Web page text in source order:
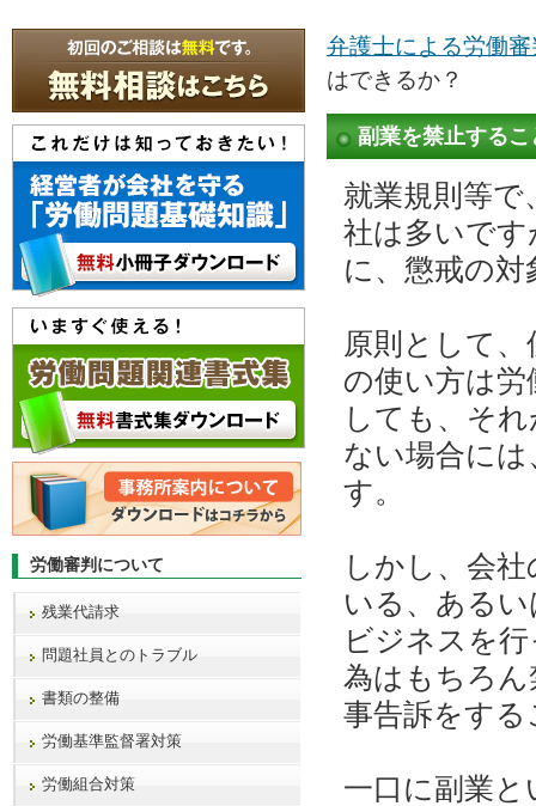
弁護士による労働
はできるか？
副業を禁止する
就業規則等
社は多いです
に、懲戒の
原則として
の使い方は
しても、そ
ない場合に
す。
しかし、会
いる、ある
ビジネスを
為はもちろ
事告訴をす
一口に副業
労働審判について
残業代請求
問題社員とのトラブル
書類の整備
労働基準監督署対策
労働組合対策